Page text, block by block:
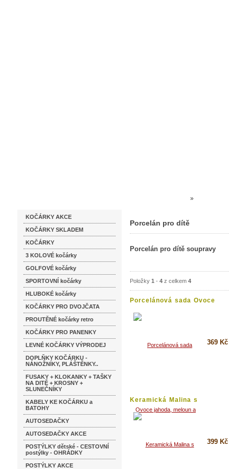
KOČÁRKY AKCE
KOČÁRKY SKLADEM
KOČÁRKY
3 KOLOVÉ kočárky
GOLFOVÉ kočárky
SPORTOVNÍ kočárky
HLUBOKÉ kočárky
KOČÁRKY PRO DVOJČATA
PROUTĚNÉ kočárky retro
KOČÁRKY PRO PANENKY
LEVNÉ KOČÁRKY VÝPRODEJ
DOPLŇKY KOČÁRKU -
NÁNOŽNÍKY, PLÁŠTĚNKY..
FUSAKY + KLOKANKY + TAŠKY
NA DITĚ + KROSNY +
SLUNEČNÍKY
KABELY KE KOČÁRKU a
BATOHY
AUTOSEDAČKY
AUTOSEDAČKY AKCE
POSTÝLKY dětské - CESTOVNÍ
postýlky - OHRÁDKY
POSTÝLKY AKCE
»
Porcelán pro dítě
Porcelán pro dítě soupravy
Položky 1 - 4 z celkem 4
Porcelánová sada Ovoce
369 Kč
Keramická Malina s
končetinami...
399 Kč